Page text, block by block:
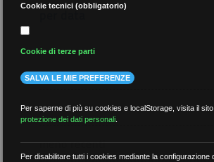
per data
più recenti
meno recenti
Cookie tecnici (obbligatorio)
Cookie di terze parti
SALVA LE MIE PREFERENZE
Per saperne di più su cookies e localStorage, visita il
protezione dei dati personali
Per disabilitare tutti i cookies mediante la configurazione